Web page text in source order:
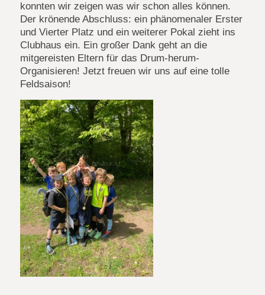
konnten wir zeigen was wir schon alles können.
Der krönende Abschluss: ein phänomenaler Erster
und Vierter Platz und ein weiterer Pokal zieht ins
Clubhaus ein. Ein großer Dank geht an die
mitgereisten Eltern für das Drum-herum-
Organisieren! Jetzt freuen wir uns auf eine tolle
Feldsaison!